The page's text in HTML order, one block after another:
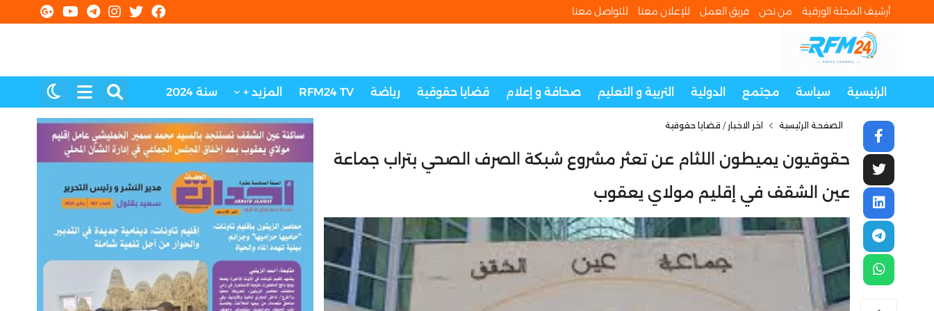
أرشيف المجلة الورقية من نحن فريق العمل للإعلان معنا للتواصل معنا
الرئيسية سياسة مجتمع الدولية التربية و التعليم صحافة و إعلام قضايا حقوقية رياضة RFM24 TV المزيد + سنة 2024
الصفحة الرئيسية اخر الاخبار / قضايا حقوقية
حقوقيون يميطون اللثام عن تعثر مشروع شبكة الصرف الصحي بتراب جماعة
عين الشقف في إقليم مولاي يعقوب